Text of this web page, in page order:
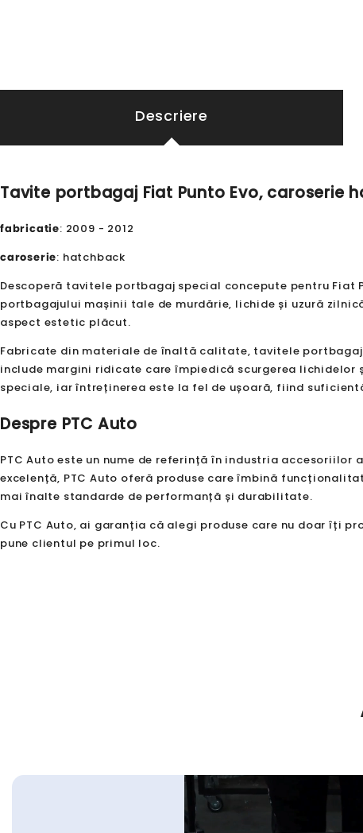
Descriere
Tavite portbagaj Fiat Punto Evo, caroserie
fabricatie: 2009 - 2012
caroserie: hatchback
Descoperă tavitele portbagaj special concepute pentru Fiat
portbagajului mașinii tale de murdărie, lichide și uzură
aspect estetic plăcut.
Fabricate din materiale de înaltă calitate, tavitele portbagaj
include margini ridicate care împiedică scurgerea
speciale, iar întreținerea este la fel de ușoară, fiind
Despre PTC Auto
PTC Auto este un nume de referință în industria
excelență, PTC Auto oferă produse care îmbină
mai înalte standarde de performanță și durabilitate.
Cu PTC Auto, ai garanția că alegi produse care nu doar îți
pune clientul pe primul loc.